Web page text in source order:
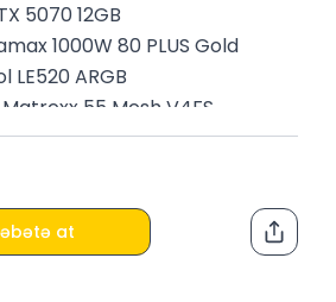
5070 12GB
1000W 80 PLUS Gold
LE520 ARGB
55 Mesh V4FS
at